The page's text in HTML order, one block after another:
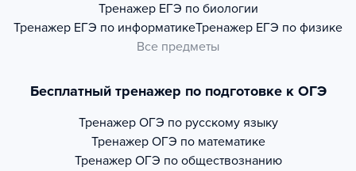
Тренажер ЕГЭ по биологии
Тренажер ЕГЭ по информатикеТренажер ЕГЭ по физике
Все предметы
Бесплатный тренажер по подготовке к ОГЭ
Тренажер ОГЭ по русскому языку
Тренажер ОГЭ по математике
Тренажер ОГЭ по обществознанию